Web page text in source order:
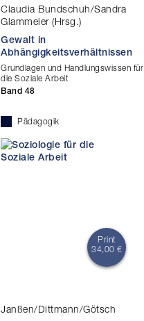
Claudia Bundschuh/Sandra
Glammeier (Hrsg.)
Gewalt in
Abhängigkeitsverhältnissen
Grundlagen und Handlungswissen für
die Soziale Arbeit
Band 48
Pädagogik
Print
34,00 €
Janßen/Dittmann/Götsch